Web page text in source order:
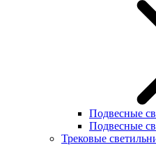
Подвесные
Подвесные
Трековые